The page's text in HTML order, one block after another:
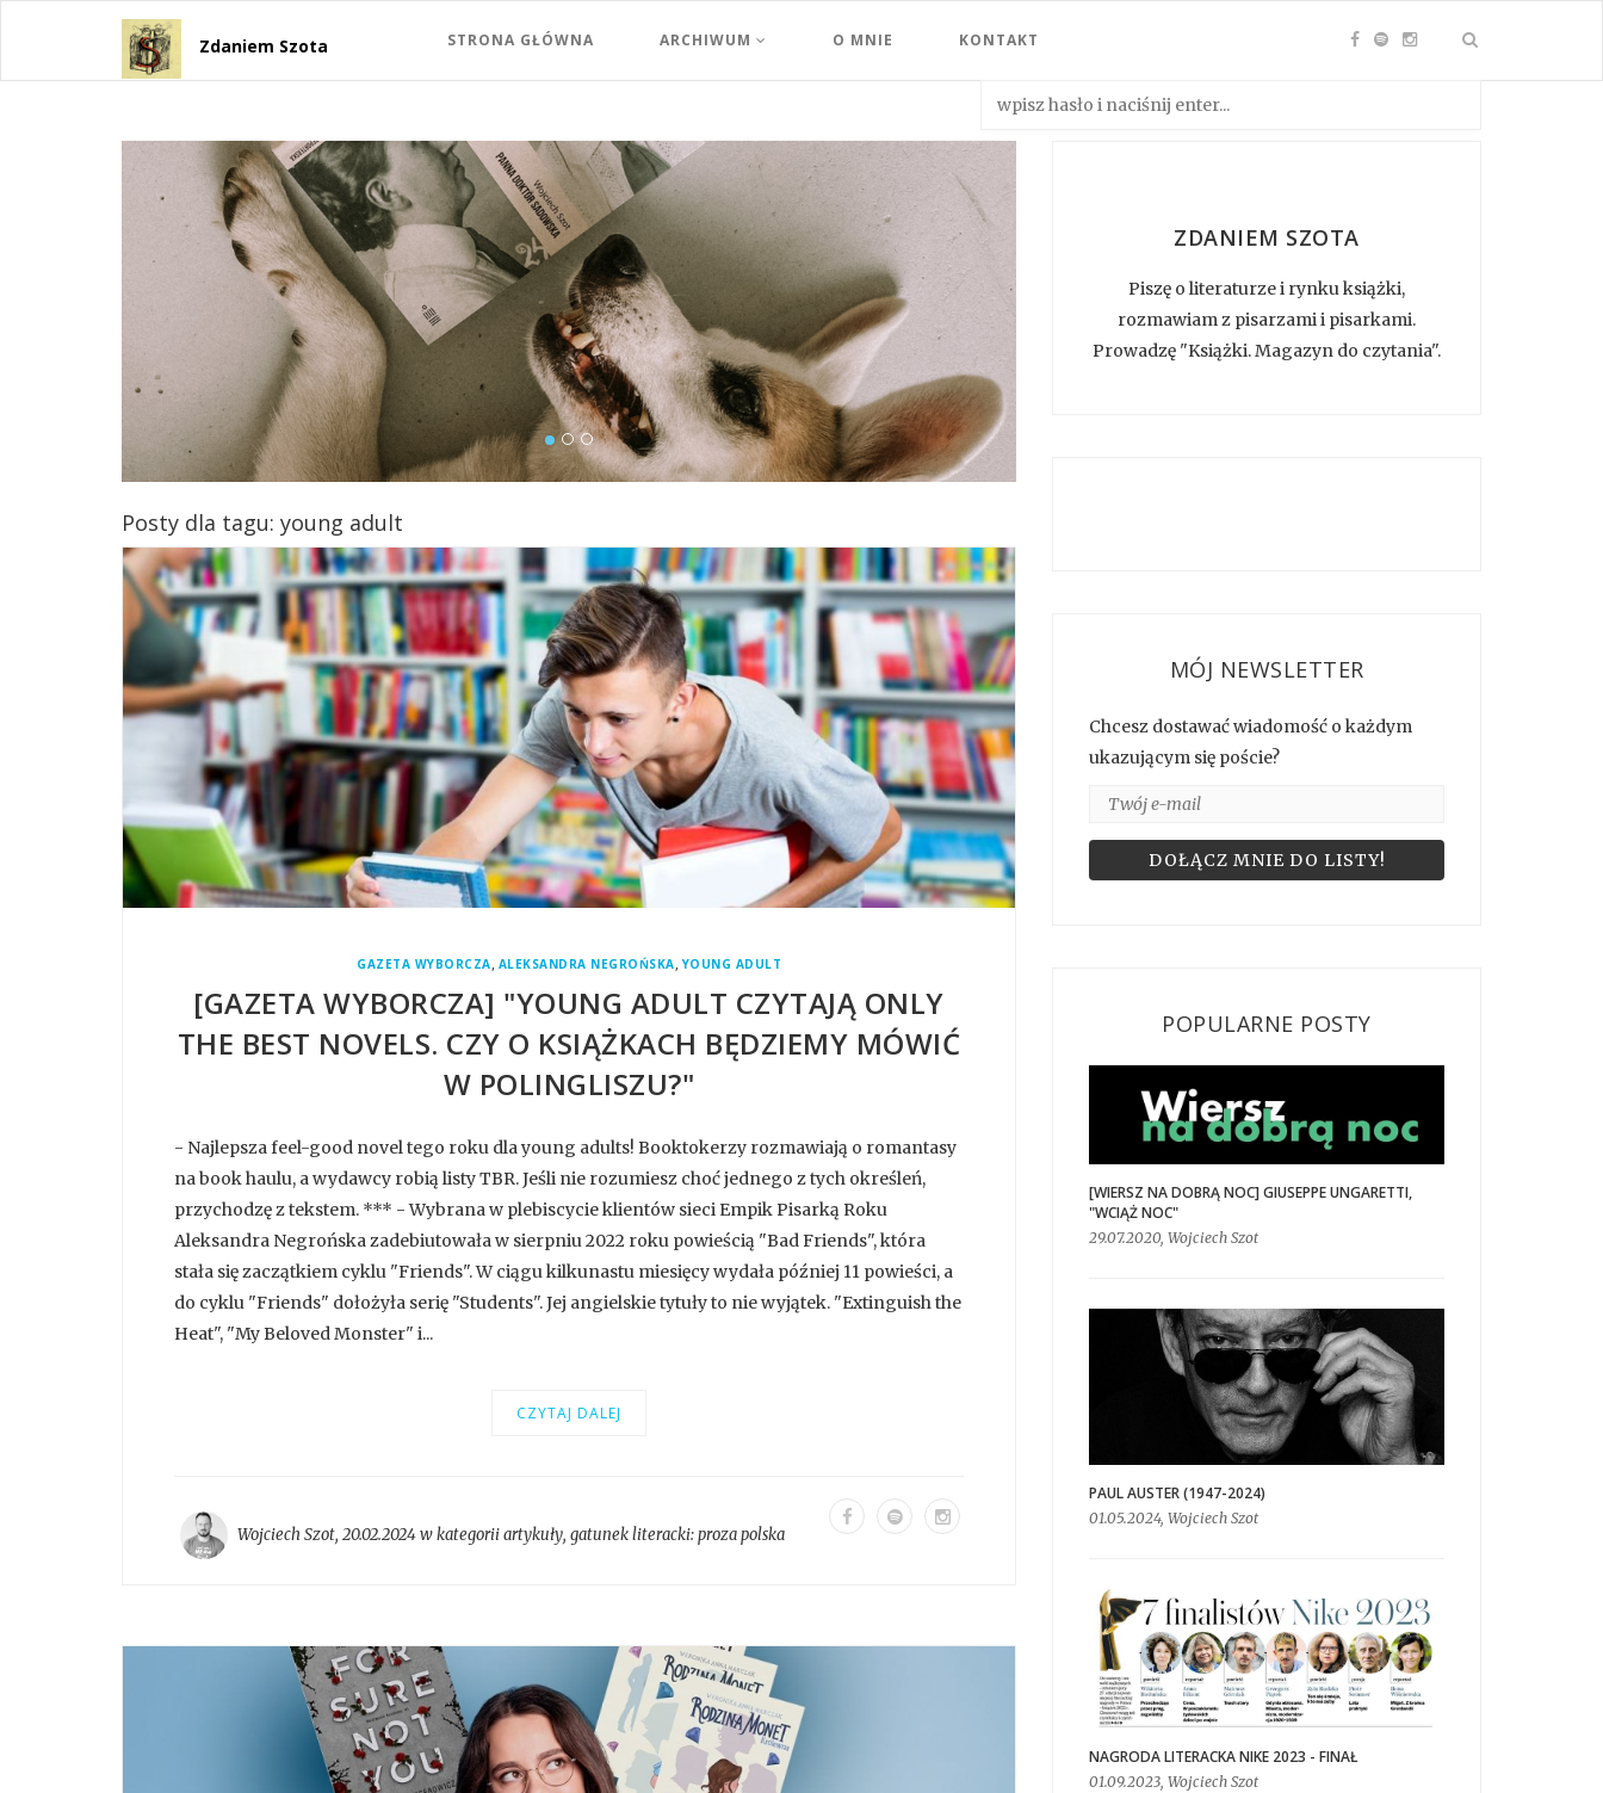
Zdaniem Szota STRONA GŁÓWNA ARCHIWUM O MNIE KONTAKT
Posty dla tagu: young adult
GAZETA WYBORCZA, ALEKSANDRA NEGROŃSKA,YOUNG ADULT
[GAZETA WYBORCZA] "YOUNG ADULT CZYTAJĄ ONLY
THE BEST NOVELS. CZY O KSIĄŻKACH BĘDZIEMY MÓWIĆ
W POLINGLISZU?"
- Najlepsza feel-good novel tego roku dla young adults! Booktokerzy rozmawiają o romantasy
na book haulu, a wydawcy robią listy TBR. Jeśli nie rozumiesz choć jednego z tych określeń,
przychodzę z tekstem. *** - Wybrana w plebiscycie klientów sieci Empik Pisarką Roku
Aleksandra Negrońska zadebiutowała w sierpniu 2022 roku powieścią "Bad Friends", która
stała się zaczątkiem cyklu "Friends". W ciągu kilkunastu miesięcy wydała później 11 powieści, a
do cyklu "Friends" dołożyła serię "Students". Jej angielskie tytuły to nie wyjątek. "Extinguish the
Heat", "My Beloved Monster" i...
CZYTAJ DALEJ
Wojciech Szot, 20.02.2024 w kategoriiartykuły, gatunek literacki:proza polska
ZDANIEM SZOTA
Piszę o literaturze i rynku książki,
rozmawiam z pisarzami i pisarkami.
Prowadzę "Książki. Magazyn do czytania".
MÓJ NEWSLETTER
Chcesz dostawać wiadomość o każdym
ukazującym się poście?
POPULARNE POSTY
[WIERSZ NA DOBRĄ NOC] GIUSEPPE UNGARETTI,
"WCIĄŻ NOC"
29.07.2020, Wojciech Szot
PAUL AUSTER (1947-2024)
01.05.2024, Wojciech Szot
NAGRODA LITERACKA NIKE 2023 - FINAŁ
01.09.2023, Wojciech Szot